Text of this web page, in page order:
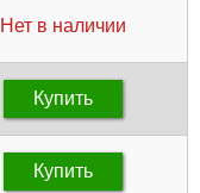
Нет в наличии
Купить
Купить